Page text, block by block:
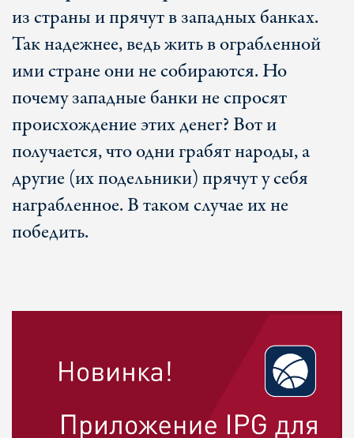
из страны и прячут в западных банках.
Так надежнее, ведь жить в ограбленной
ими стране они не собираются. Но
почему западные банки не спросят
происхождение этих денег? Вот и
получается, что одни грабят народы, а
другие (их подельники) прячут у себя
награбленное. В таком случае их не
победить.